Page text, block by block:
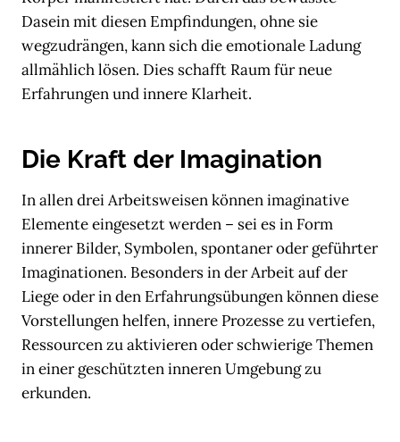
Dasein mit diesen Empfindungen, ohne sie
wegzudrängen, kann sich die emotionale Ladung
allmählich lösen. Dies schafft Raum für neue
Erfahrungen und innere Klarheit.
Die Kraft der Imagination
In allen drei Arbeitsweisen können imaginative
Elemente eingesetzt werden – sei es in Form
innerer Bilder, Symbolen, spontaner oder geführter
Imaginationen. Besonders in der Arbeit auf der
Liege oder in den Erfahrungsübungen können diese
Vorstellungen helfen, innere Prozesse zu vertiefen,
Ressourcen zu aktivieren oder schwierige Themen
in einer geschützten inneren Umgebung zu
erkunden.